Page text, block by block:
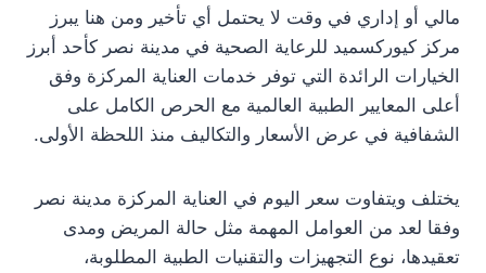
مالي أو إداري في وقت لا يحتمل أي تأخير ومن هنا يبرز
مركز كيوركسميد للرعاية الصحية في مدينة نصر كأحد أبرز
الخيارات الرائدة التي توفر خدمات العناية المركزة وفق
أعلى المعايير الطبية العالمية مع الحرص الكامل على
الشفافية في عرض الأسعار والتكاليف منذ اللحظة الأولى.
يختلف ويتفاوت سعر اليوم في العناية المركزة مدينة نصر
وفقا لعد من العوامل المهمة مثل حالة المريض ومدى
تعقيدها، نوع التجهيزات والتقنيات الطبية المطلوبة،